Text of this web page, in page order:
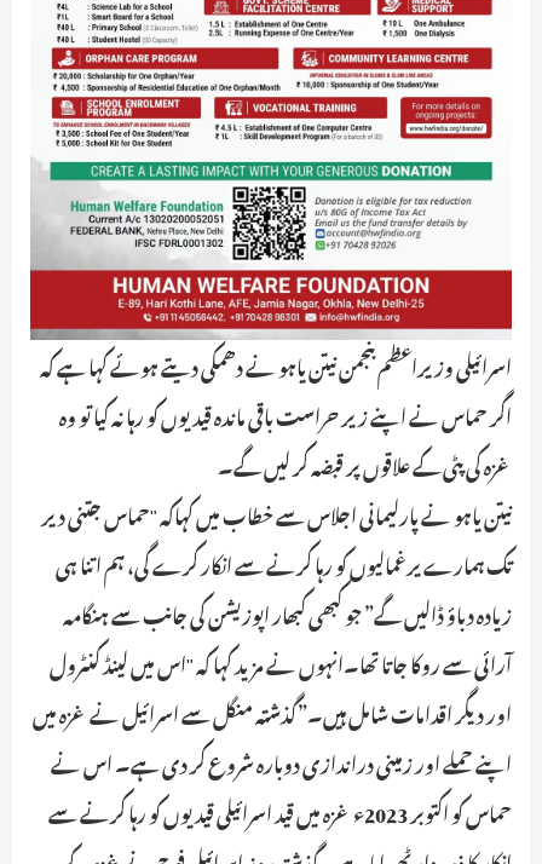
اسرائیلی وزیراعظم بنجمن نیتن یاہو نے دھمکی دیتے ہوئے کہا ہے کہ
اگر حماس نے اپنے زیر حراست باقی ماندہ قیدیوں کو رہا نہ کیا تو وہ
غزہ کی پٹی کے علاقوں پر قبضہ کر لیں گے۔
نیتن یاہو نے پارلیمانی اجلاس سے خطاب میں کہاکہ "حماس جتنی دیر
تک ہمارے یرغمالیوں کو رہا کرنے سے انکار کرے گی، ہم اتنا ہی
زیادہ دباؤ ڈالیں گے” جو کبھی کبھار اپوزیشن کی جانب سے ہنگامہ
آرائی سے روکا جاتا تھا۔انہوں نے مزید کہا کہ "اس میں لینڈ کنٹرول
اور دیگر اقدامات شامل ہیں۔”گذشتہ منگل سے اسرائیل نے غزہ میں
اپنے حملے اور زمینی دراندازی دوبارہ شروع کر دی ہے۔ اس نے
حماس کو اکتوبر 2023ء غزہ میں قید اسرائیلی قیدیوں کو رہا کرنے سے